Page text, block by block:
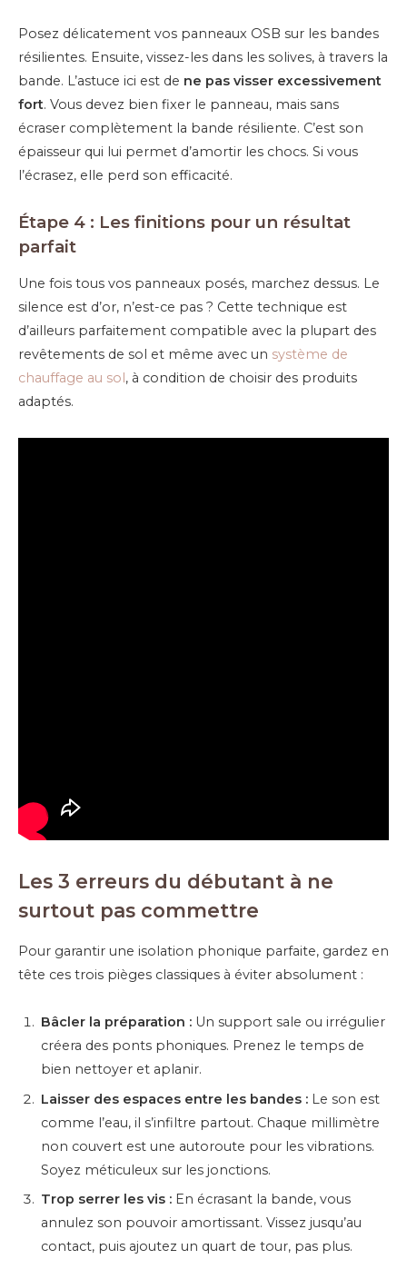
Posez délicatement vos panneaux OSB sur les bandes
résilientes. Ensuite, vissez-les dans les solives, à travers la
bande. L’astuce ici est de ne pas visser excessivement
fort. Vous devez bien fixer le panneau, mais sans
écraser complètement la bande résiliente. C’est son
épaisseur qui lui permet d’amortir les chocs. Si vous
l’écrasez, elle perd son efficacité.
Étape 4 : Les finitions pour un résultat
parfait
Une fois tous vos panneaux posés, marchez dessus. Le
silence est d’or, n’est-ce pas ? Cette technique est
d’ailleurs parfaitement compatible avec la plupart des
revêtements de sol et même avec un système de
chauffage au sol, à condition de choisir des produits
adaptés.
Les 3 erreurs du débutant à ne
surtout pas commettre
Pour garantir une isolation phonique parfaite, gardez en
tête ces trois pièges classiques à éviter absolument :
Bâcler la préparation : Un support sale ou irrégulier
créera des ponts phoniques. Prenez le temps de
bien nettoyer et aplanir.
Laisser des espaces entre les bandes : Le son est
comme l’eau, il s’infiltre partout. Chaque millimètre
non couvert est une autoroute pour les vibrations.
Soyez méticuleux sur les jonctions.
Trop serrer les vis : En écrasant la bande, vous
annulez son pouvoir amortissant. Vissez jusqu’au
contact, puis ajoutez un quart de tour, pas plus.